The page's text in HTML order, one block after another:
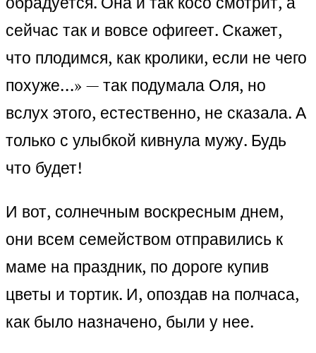
сейчас так и вовсе офигеет. Скажет,
что плодимся, как кролики, если не чего
похуже…» — так подумала Оля, но
вслух этого, естественно, не сказала. А
только с улыбкой кивнула мужу. Будь
что будет!
И вот, солнечным воскресным днем,
они всем семейством отправились к
маме на праздник, по дороге купив
цветы и тортик. И, опоздав на полчаса,
как было назначено, были у нее.